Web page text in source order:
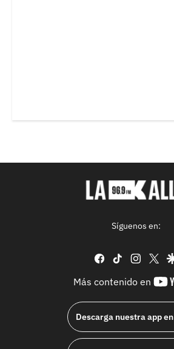
Síguenos en:
facebook
tiktok
Más contenido en
Descarga nuestra app en